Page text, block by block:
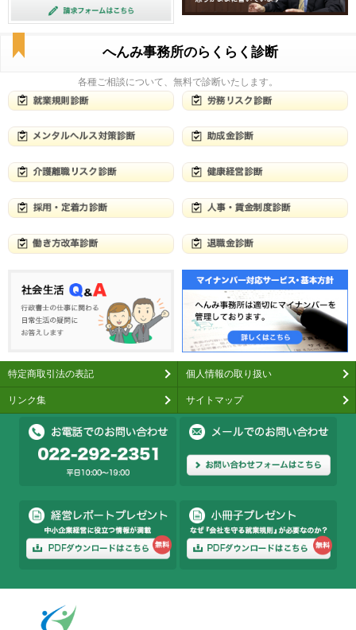
へんみ事務所のらくらく診断
各種ご相談について、無料で診断いたします。
特定商取引法の表記 個人情報の取り扱い
リンク集 サイトマップ